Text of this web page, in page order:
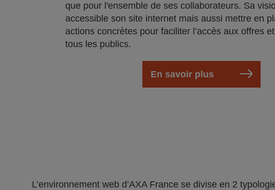
que pour l'ensemble de ses collaborateurs. Sa
accessible son site internet mais aussi mettre en
actions concrètes pour faciliter l’accès aux offres
tous les publics.
En savoir plus
L’environnement web d’AXA France se divise en 2